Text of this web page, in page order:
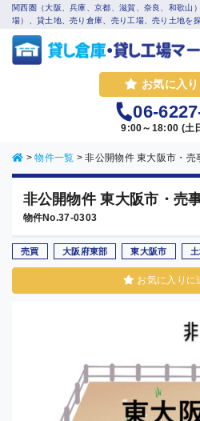
関西圏（大阪、兵庫、京都、滋賀、奈良、和歌山
場）、貸土地、売り倉庫、売り工場、売り土地を
お気に入り
06-
9:00～18:00 (土
>物件一覧 >非公開物件 東大阪市・売
非公開物件 東大阪市・売
物件No.37-0303
売買 大阪府東部 東大阪市
お気に入りに